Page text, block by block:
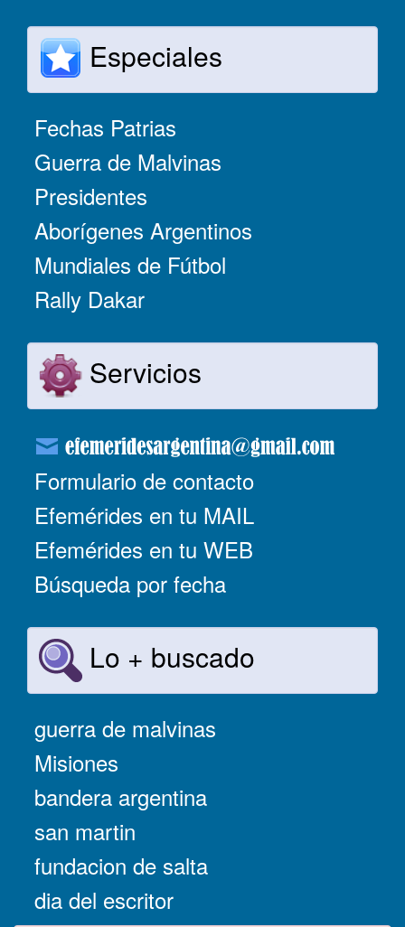
Especiales
Fechas Patrias
Guerra de Malvinas
Presidentes
Aborígenes Argentinos
Mundiales de Fútbol
Rally Dakar
Servicios
Formulario de contacto
Efemérides en tu MAIL
Efemérides en tu WEB
Búsqueda por fecha
Lo + buscado
guerra de malvinas
Misiones
bandera argentina
san martin
fundacion de salta
dia del escritor